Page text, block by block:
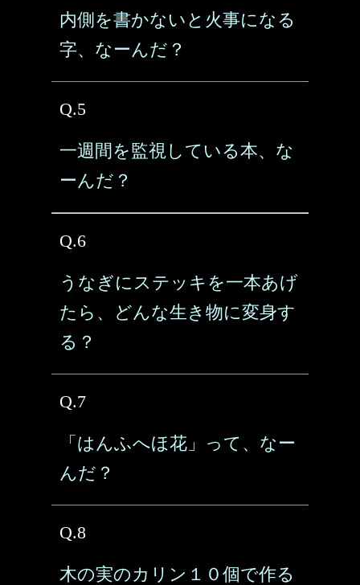
内側を書かないと火事になる
字、なーんだ？
Q.5
一週間を監視している本、な
ーんだ？
Q.6
うなぎにステッキを一本あげ
たら、どんな生き物に変身す
る？
Q.7
「はんふへほ花」って、なー
んだ？
Q.8
木の実のカリン１０個で作る